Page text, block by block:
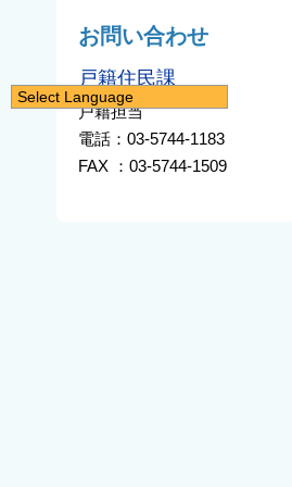
お問い合わせ
戸籍住民課
戸籍担当
電話：03-5744-1183
FAX ：03-5744-1509
Select Language